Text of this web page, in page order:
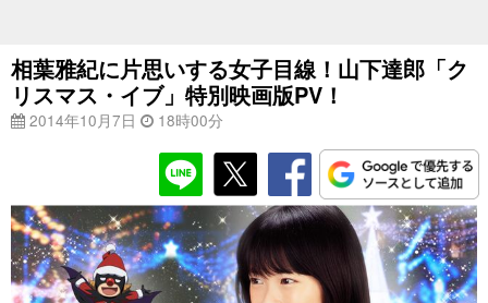
相葉雅紀に片思いする女子目線！山下達郎「ク
リスマス・イブ」特別映画版PV！
2014年10月7日 18時00分